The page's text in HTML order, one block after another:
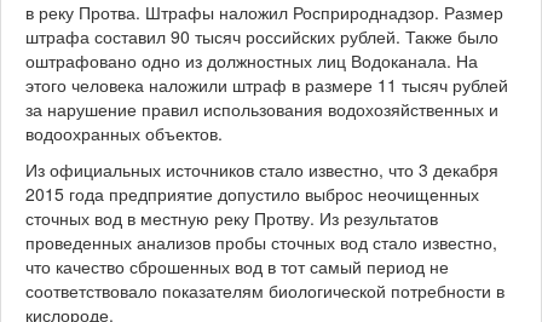
1
6
в реку Протва. Штрафы наложил Росприроднадзор. Размер
штрафа составил 90 тысяч российских рублей. Также было
оштрафовано одно из должностных лиц Водоканала. На
этого человека наложили штраф в размере 11 тысяч рублей
за нарушение правил использования водохозяйственных и
водоохранных объектов.
Из официальных источников стало известно, что 3 декабря
2015 года предприятие допустило выброс неочищенных
сточных вод в местную реку Протву. Из результатов
проведенных анализов пробы сточных вод стало известно,
что качество сброшенных вод в тот самый период не
соответствовало показателям биологической потребности в
кислороде.